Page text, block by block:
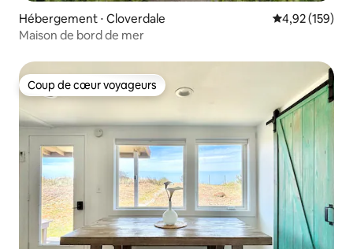
Hébergement ⋅ Cloverdale Évaluation
4,92 (159)
Maison de bord de mer
Coup de cœur voyageurs
Coup de cœur voyageurs